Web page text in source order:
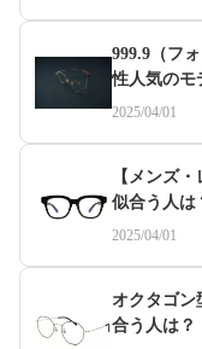
999.9（フ
性人気のモ
2025/04/01
【メンズ
似合う人は
2025/04/01
オクタゴン
合う人は？